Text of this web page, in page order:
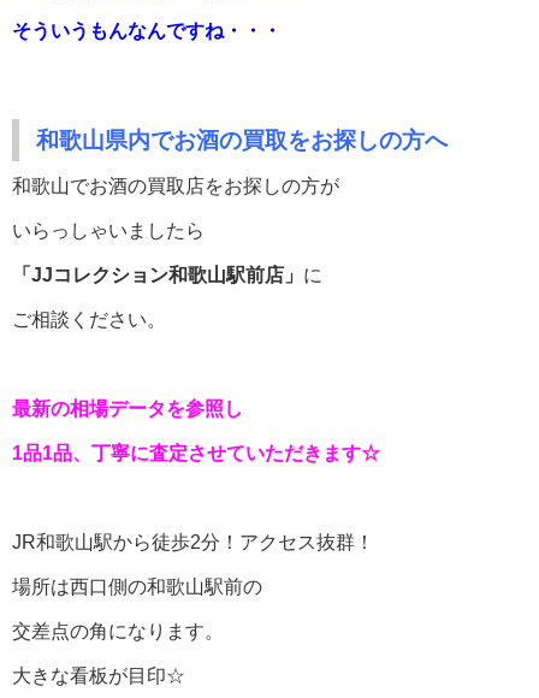
そういうもんなんですね・・・
和歌山県内でお酒の買取をお探しの方へ
和歌山でお酒の買取店をお探しの方が
いらっしゃいましたら
「JJコレクション和歌山駅前店」 に
ご相談ください。
最新の相場データを参照し
1品1品、丁寧に査定させていただきます☆
JR和歌山駅から徒歩2分！アクセス抜群！
場所は西口側の和歌山駅前の
交差点の角になります。
大きな看板が目印☆